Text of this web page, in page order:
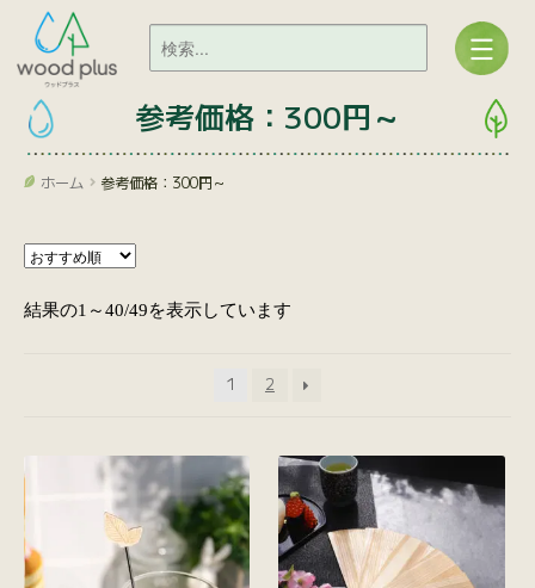
参考価格：300円～
ホーム 参考価格：300円～
結果の1～40/49を表示しています
1 2